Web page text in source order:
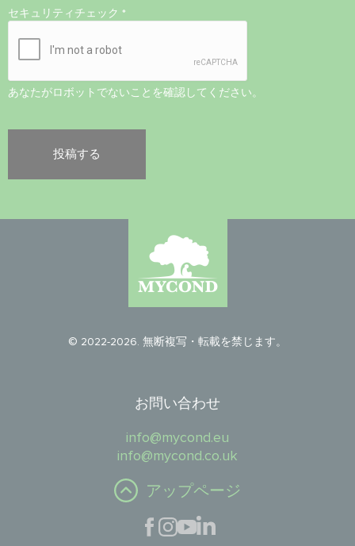
セキュリティチェック *
あなたがロボットでないことを確認してください。
© 2022-2026. 無断複写・転載を禁じます。
お問い合わせ
info@mycond.eu
info@mycond.co.uk
アップページ